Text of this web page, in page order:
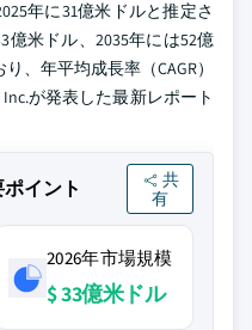
年に31億米ドルと推定さ
億米ドル、2035年には52億
、年平均成長率（CAGR）
が発表した最新レポート
イント
共
有
2026年市場規模
$ 33億米ドル